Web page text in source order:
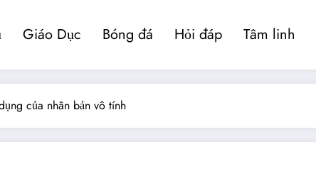
Giáo Dục Bóng đá Hỏi đáp Tâm linh
của nhân bản vô tính